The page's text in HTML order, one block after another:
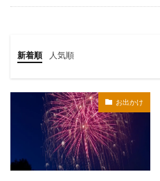
新着順 人気順
お出かけ